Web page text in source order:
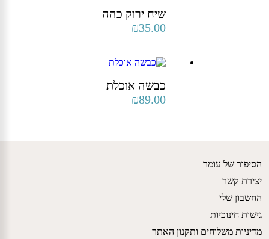
שיח ירוק כהה
₪35.00
כבשה אוכלת
₪89.00
הסיפור של עומר
יצירת קשר
החשבון שלי
גישות חינוכיות
מדיניות משלוחים ותקנון האתר